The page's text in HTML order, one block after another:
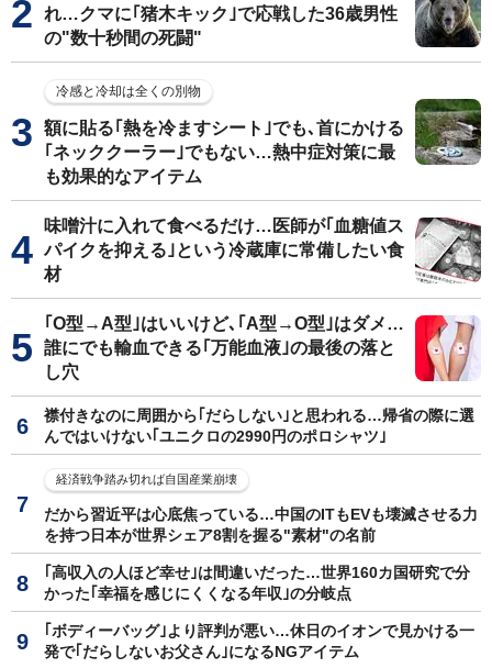
れ…クマに｢猪木キック｣で応戦した36歳男性
の"数十秒間の死闘"
冷感と冷却は全くの別物
額に貼る｢熱を冷ますシート｣でも､首にかける
｢ネッククーラー｣でもない…熱中症対策に最
も効果的なアイテム
味噌汁に入れて食べるだけ…医師が｢血糖値ス
パイクを抑える｣という冷蔵庫に常備したい食
材
｢O型→A型｣はいいけど､｢A型→O型｣はダメ…
誰にでも輸血できる｢万能血液｣の最後の落と
し穴
襟付きなのに周囲から｢だらしない｣と思われる…帰省の際に選
んではいけない｢ユニクロの2990円のポロシャツ｣
経済戦争踏み切れば自国産業崩壊
だから習近平は心底焦っている…中国のITもEVも壊滅させる力
を持つ日本が世界シェア8割を握る"素材"の名前
｢高収入の人ほど幸せ｣は間違いだった…世界160カ国研究で分
かった｢幸福を感じにくくなる年収｣の分岐点
｢ボディーバッグ｣より評判が悪い…休日のイオンで見かける一
発で｢だらしないお父さん｣になるNGアイテム